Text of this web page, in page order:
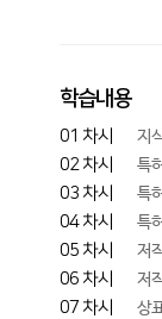
학습내용
01 차시 지
02 차시 특
03 차시 특
04 차시 특
05 차시 저
06 차시 저
07 차시 상